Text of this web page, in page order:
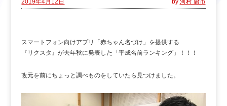
2019年4月12日 by 河村 庸市
スマートフォン向けアプリ「赤ちゃん名づけ」を提供する
『リクスタ』が去年秋に発表した「平成名前ランキング」！！！
改元を前にちょっと調べものをしていたら見つけました。